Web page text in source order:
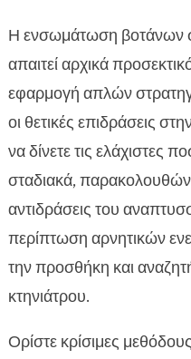
Η ενσωμάτωση βοτάνων
απαιτεί αρχικά
εφαρμογή απλών
οι θετικές επιδράσεις
να δίνετε τις ελάχιστες
σταδιακά,
αντιδράσεις του
περίπτωση αρνητικών
την προσθήκη και
κτηνιάτρου.
Ορίστε κρίσιμες